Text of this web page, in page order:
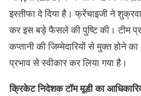
इस्तीफा दे दिया है। फ्रेंचाइजी ने
कर इस बड़े फैसले की पुष्टि की। टीम
कप्तानी की जिम्मेदारियों से मुक्त होने
प्रभाव से स्वीकार कर लिया गया है।
क्रिकेट निदेशक टॉम मूडी का